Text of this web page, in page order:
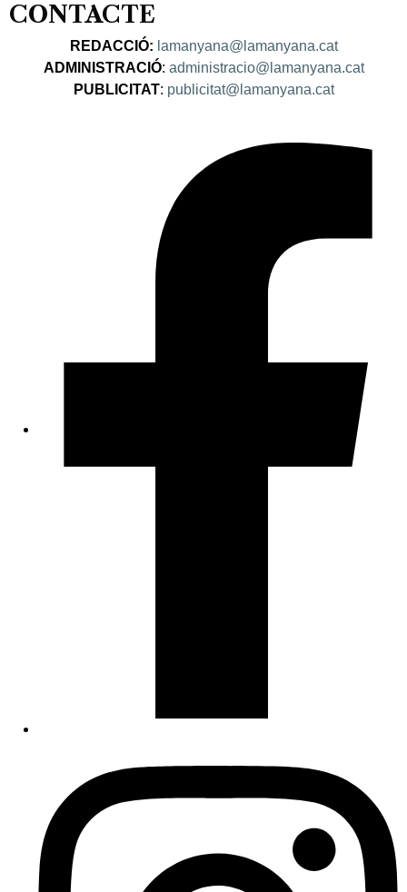
CONTACTE
REDACCIÓ: lamanyana@lamanyana.cat
ADMINISTRACIÓ: administracio@lamanyana.cat
PUBLICITAT: publicitat@lamanyana.cat